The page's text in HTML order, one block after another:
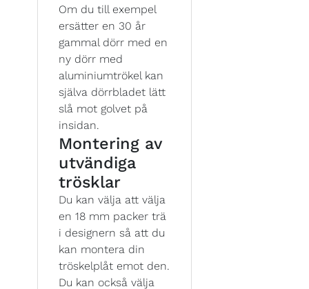
Om du till exempel
ersätter en 30 år
gammal dörr med en
ny dörr med
aluminiumtrökel kan
själva dörrbladet lätt
slå mot golvet på
insidan.
Montering av
utvändiga
trösklar
Du kan välja att välja
en 18 mm packer trä
i designern så att du
kan montera din
tröskelplåt emot den.
Du kan också välja